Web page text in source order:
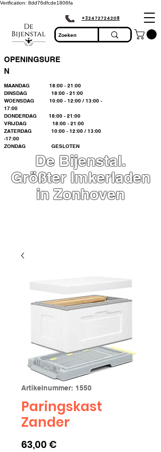
Verification: 8dd76dfcde1806fa
+32472724208
OPENINGSURE
N
MAANDAG 18:00 - 21:00
DINSDAG 18:00 - 21:00
WOENSDAG 10:00 - 12:00 / 13:00 -
17:00
DONDERDAG 18:00 - 21:00
VRIJDAG 18:00 - 21:00
ZATERDAG 10:00 - 12:00 / 13:00
-17:00
ZONDAG GESLOTEN
De Bijenstal.
Größter Imkerladen
in Zonhoven
Artikelnummer: 1550
Paringskast
Zander
63,00 €